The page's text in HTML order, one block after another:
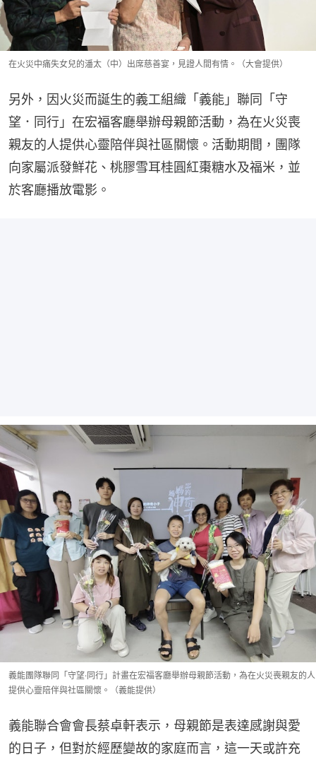
在火災中痛失女兒的潘太（中）出席慈善宴，見證人間有情。（大會提供）
另外，因火災而誕生的義工組織「義能」聯同「守
望．同行」在宏福客廳舉辦母親節活動，為在火災喪
親友的人提供心靈陪伴與社區關懷。活動期間，團隊
向家屬派發鮮花、桃膠雪耳桂圓紅棗糖水及福米，並
於客廳播放電影。
義能團隊聯同「守望·同行」計畫在宏福客廳舉辦母親節活動，為在火災喪親友的人
提供心靈陪伴與社區關懷。（義能提供）
義能聯合會會長蔡卓軒表示，母親節是表達感謝與愛
的日子，但對於經歷變故的家庭而言，這一天或許充